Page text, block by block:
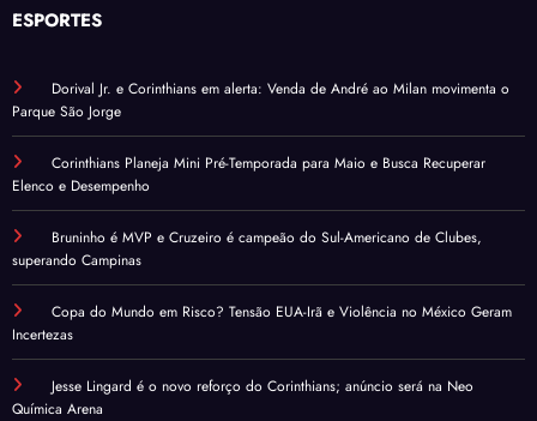
ESPORTES
Dorival Jr. e Corinthians em alerta: Venda de André ao Milan movimenta o
Parque São Jorge
Corinthians Planeja Mini Pré-Temporada para Maio e Busca Recuperar
Elenco e Desempenho
Bruninho é MVP e Cruzeiro é campeão do Sul-Americano de Clubes,
superando Campinas
Copa do Mundo em Risco? Tensão EUA-Irã e Violência no México Geram
Incertezas
Jesse Lingard é o novo reforço do Corinthians; anúncio será na Neo
Química Arena